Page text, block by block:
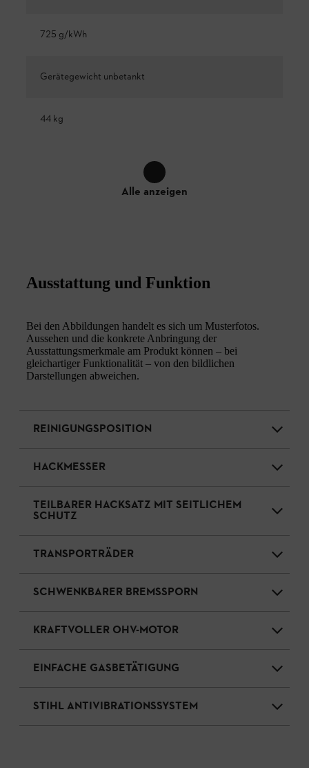
725 g/kWh
Gerätegewicht unbetankt
44 kg
Alle anzeigen
Ausstattung und Funktion
Bei den Abbildungen handelt es sich um Musterfotos.
Aussehen und die konkrete Anbringung der
Ausstattungsmerkmale am Produkt können – bei
gleichartiger Funktionalität – von den bildlichen
Darstellungen abweichen.
REINIGUNGSPOSITION
HACKMESSER
TEILBARER HACKSATZ MIT SEITLICHEM
SCHUTZ
TRANSPORTRÄDER
SCHWENKBARER BREMSSPORN
KRAFTVOLLER OHV-MOTOR
EINFACHE GASBETÄTIGUNG
STIHL ANTIVIBRATIONSSYSTEM